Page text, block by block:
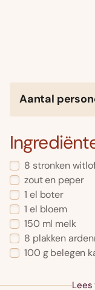
Aantal
8 stronken
zout en peper
1 el boter
1 el bloem
150 ml melk
8 plakken
100 g belegen